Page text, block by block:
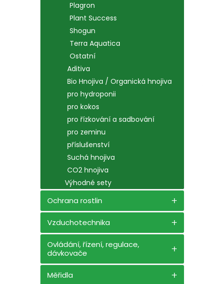
Plagron
Plant Success
Shogun
Terra Aquatica
Ostatní
Aditiva
Bio Hnojiva / Organická hnojiva
pro hydroponii
pro kokos
pro řízkování a sadbování
pro zeminu
příslušenství
Suchá hnojiva
CO2 hnojiva
Výhodné sety
Ochrana rostlin
Vzduchotechnika
Ovládání, řízení, regulace,
dávkovače
Měřidla